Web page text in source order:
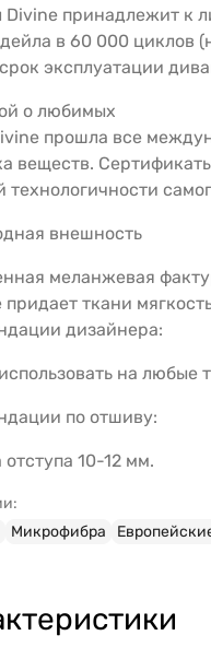
принадлежит к
в 60 000 циклов
эксплуатации
о любимых
прошла все
веществ.
технологичности
внешность
меланжевая
придает ткани
дизайнера:
на любые
по отшиву:
10-12 мм.
Микрофибра